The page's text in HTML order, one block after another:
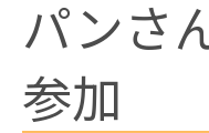
パンさ
参加